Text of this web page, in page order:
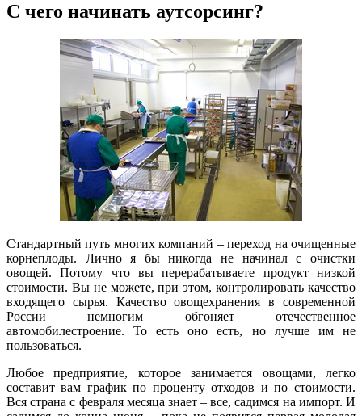
С чего начинать аутсорсинг?
Стандартный путь многих компаний – переход на очищенные
корнеплоды. Лично я бы никогда не начинал с очистки
овощей. Потому что вы перерабатываете продукт низкой
стоимости. Вы не можете, при этом, контролировать качество
входящего сырья. Качество овощехранения в современной
России немногим обгоняет отечественное
автомобилестроение. То есть оно есть, но лучше им не
пользоваться.
Любое предприятие, которое занимается овощами, легко
составит вам график по проценту отходов и по стоимости.
Вся страна с февраля месяца знает – все, садимся на импорт. И